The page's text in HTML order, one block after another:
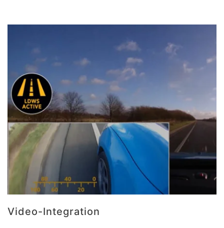
Video-Integration